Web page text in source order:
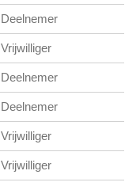
Deelnemer
Vrijwilliger
Deelnemer
Deelnemer
Vrijwilliger
Vrijwilliger